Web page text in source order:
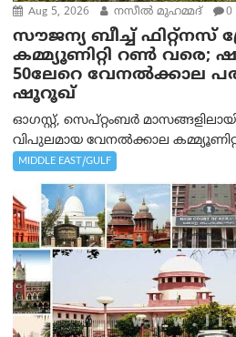
Aug 5, 2026 നസീല്‍ മുഹമ്മദ് 0
സൗജന്യ ബീച്ച് ഫിറ്റ്നസ്
കമ്മ്യൂണിറ്റി റൺ വരെ;
50ലേറെ വേനൽക്കാല
ഷൂറൂഖ്
ഓഗസ്റ്റ്, സെപ്റ്റംബർ
വിപുലമായ വേനൽക്കാല
MIDDLE EAST/GULF